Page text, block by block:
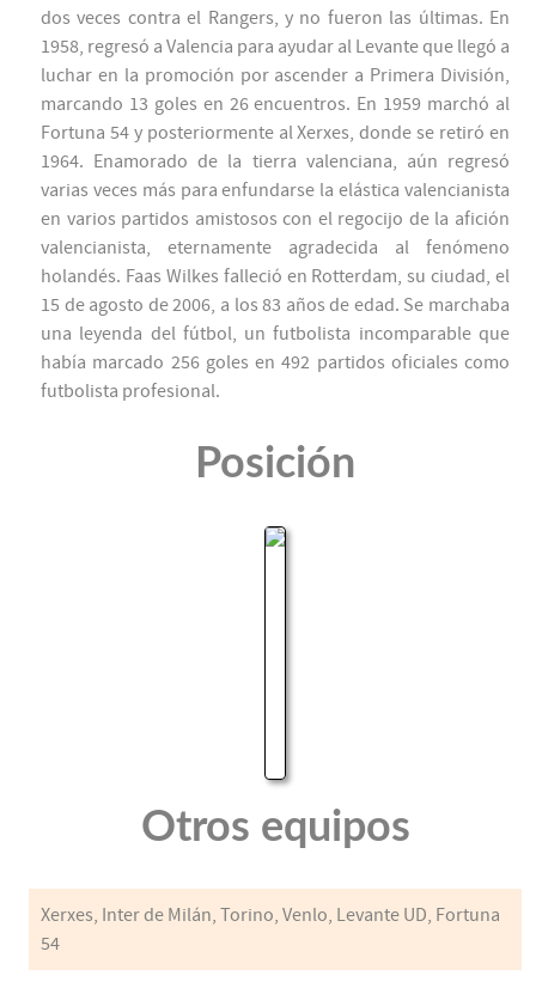
dos veces contra el Rangers, y no fueron las últimas. En
1958, regresó a Valencia para ayudar al Levante que llegó a
luchar en la promoción por ascender a Primera División,
marcando 13 goles en 26 encuentros. En 1959 marchó al
Fortuna 54 y posteriormente al Xerxes, donde se retiró en
1964. Enamorado de la tierra valenciana, aún regresó
varias veces más para enfundarse la elástica valencianista
en varios partidos amistosos con el regocijo de la afición
valencianista, eternamente agradecida al fenómeno
holandés. Faas Wilkes falleció en Rotterdam, su ciudad, el
15 de agosto de 2006, a los 83 años de edad. Se marchaba
una leyenda del fútbol, un futbolista incomparable que
había marcado 256 goles en 492 partidos oficiales como
futbolista profesional.
Posición
Otros equipos
Xerxes, Inter de Milán, Torino, Venlo, Levante UD, Fortuna
54